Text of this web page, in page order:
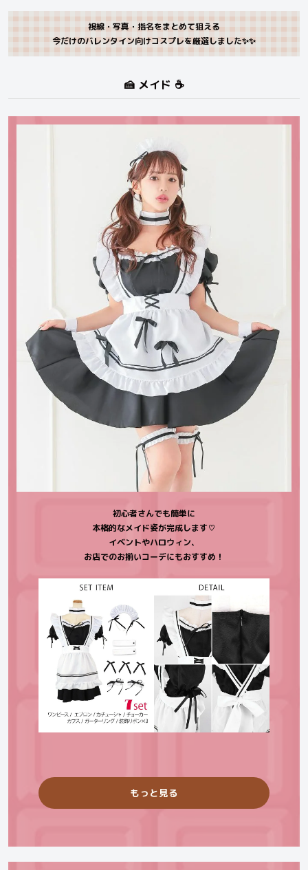
視線・写真・指名をまとめて狙える
今だけのバレンタイン向けコスプレを厳選しました✨✨
🍰 メイド ☕️
初心者さんでも簡単に
本格的なメイド姿が完成します♡
イベントやハロウィン、
お店でのお揃いコーデにもおすすめ！
もっと見る